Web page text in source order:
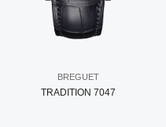
BREGUET
TRADITION 7047